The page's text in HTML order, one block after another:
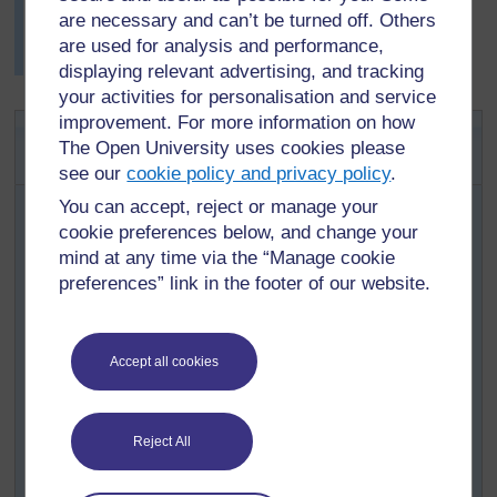
are necessary and can’t be turned off. Others
are used for analysis and performance,
displaying relevant advertising, and tracking
your activities for personalisation and service
improvement. For more information on how
The Open University uses cookies please
see ourcookie policy and privacy policy.
You can accept, reject or manage your
cookie preferences below, and change your
mind at any time via the “Manage cookie
preferences” link in the footer of our website.
Accept all cookies
Reject All
Ils ont ensemble fait un plan d'action qu’ils ont affiché
au mur. Le directeur les a convoqués et a écouté leurs
idées.
Activité clé : Amélioration de
l’environnement
Demandez à vos élèves ce qu'ils aiment dans leur
communauté et dans l'environnement de l'école et
inscrivez leurs idées au tableau.
Puis demandez-leur de trouver des manières
Posez-leur ces deux questions pour lancer le
débat :
Comment pourriez-vous rendre
l'environnement de l'école plus intéressant
pendant la récréation ?
Comment pourriez-vous encourager tout le